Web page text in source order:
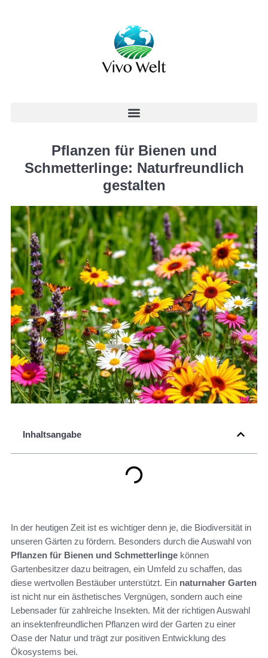
Pflanzen für Bienen und
Schmetterlinge: Naturfreundlich
gestalten
Inhaltsangabe
In der heutigen Zeit ist es wichtiger denn je, die Biodiversität in
unseren Gärten zu fördern. Besonders durch die Auswahl von
Pflanzen für Bienen und Schmetterlinge können
Gartenbesitzer dazu beitragen, ein Umfeld zu schaffen, das
diese wertvollen Bestäuber unterstützt. Ein naturnaher Garten
ist nicht nur ein ästhetisches Vergnügen, sondern auch eine
Lebensader für zahlreiche Insekten. Mit der richtigen Auswahl
an insektenfreundlichen Pflanzen wird der Garten zu einer
Oase der Natur und trägt zur positiven Entwicklung des
Ökosystems bei.